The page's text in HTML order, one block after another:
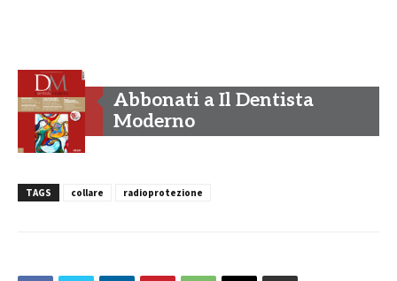
Abbonati a Il Dentista
Moderno
TAGS collare radioprotezione